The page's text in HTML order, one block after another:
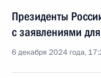
Президенты
с заявлениями
6 декабря 2024 года,